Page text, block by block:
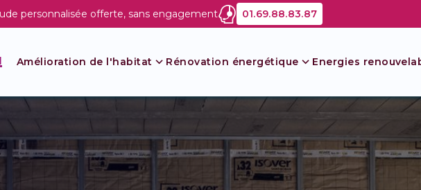
personnalisée offerte, sans engagement 01.69.88.83.87
Amélioration de l'habitat
Rénovation Gros Oeuvres
Rénovation énergétique
Rénovation globale énergétiques
Energies